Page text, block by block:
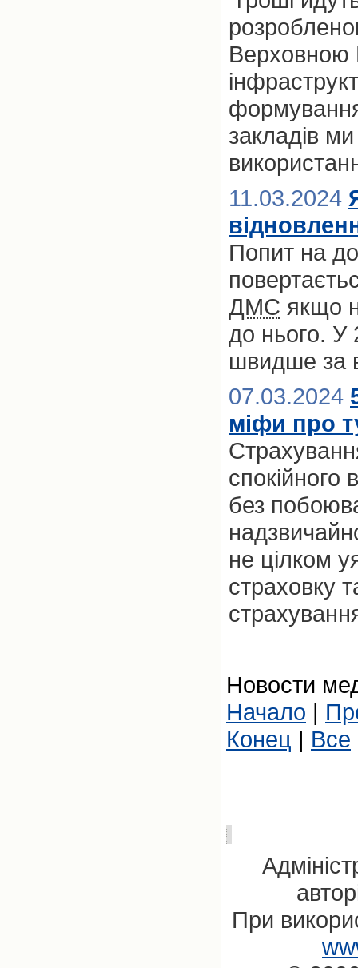
Верховною
закладів
11.03.2024
Попит на
ДМС якщо
до нього. У
швидше за
07.03.2024
міфи про
спокійного
без
не цілком
страховку
Новости
Начало |
Конец | Все
При